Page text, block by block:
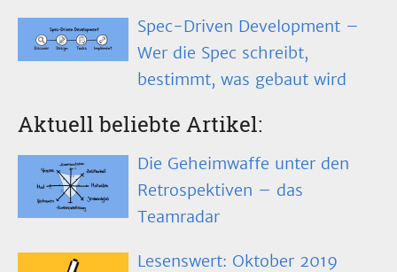
Spec-Driven Development –
Wer die Spec schreibt,
bestimmt, was gebaut wird
Aktuell beliebte Artikel:
Die Geheimwaffe unter den
Retrospektiven – das
Teamradar
Lesenswert: Oktober 2019